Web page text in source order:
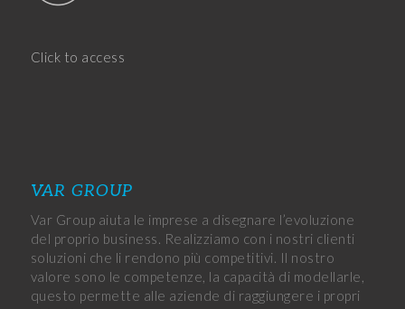
Click to access
VAR GROUP
Var Group aiuta le imprese a disegnare l’evoluzione
del proprio business. Realizziamo con i nostri clienti
soluzioni che li rendono più competitivi. Il nostro
valore sono le competenze, la capacità di modellarle,
questo permette alle aziende di raggiungere i propri